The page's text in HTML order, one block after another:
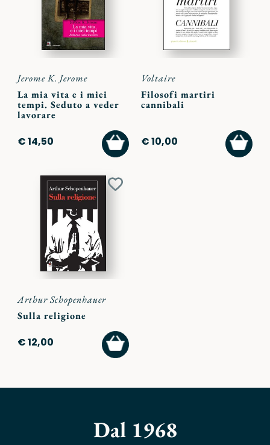
Jerome K. Jerome
La mia vita e i miei
tempi. Seduto a veder
lavorare
€ 14,50
AGGIUNGI
AL
CARRELLO
Voltaire
Filosofi martiri
cannibali
€ 10,00
AL
Aggiungi
Arthur Schopenhauer
Sulla religione
€ 12,00
AGGIUNGI
AL
CARRELLO
Dal 1968